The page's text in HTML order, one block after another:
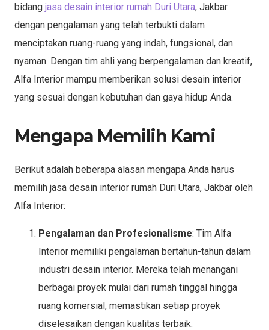
bidang jasa desain interior rumah Duri Utara, Jakbar
dengan pengalaman yang telah terbukti dalam
menciptakan ruang-ruang yang indah, fungsional, dan
nyaman. Dengan tim ahli yang berpengalaman dan kreatif,
Alfa Interior mampu memberikan solusi desain interior
yang sesuai dengan kebutuhan dan gaya hidup Anda.
Mengapa Memilih Kami
Berikut adalah beberapa alasan mengapa Anda harus
memilih jasa desain interior rumah Duri Utara, Jakbar oleh
Alfa Interior:
Pengalaman dan Profesionalisme: Tim Alfa
Interior memiliki pengalaman bertahun-tahun dalam
industri desain interior. Mereka telah menangani
berbagai proyek mulai dari rumah tinggal hingga
ruang komersial, memastikan setiap proyek
diselesaikan dengan kualitas terbaik.